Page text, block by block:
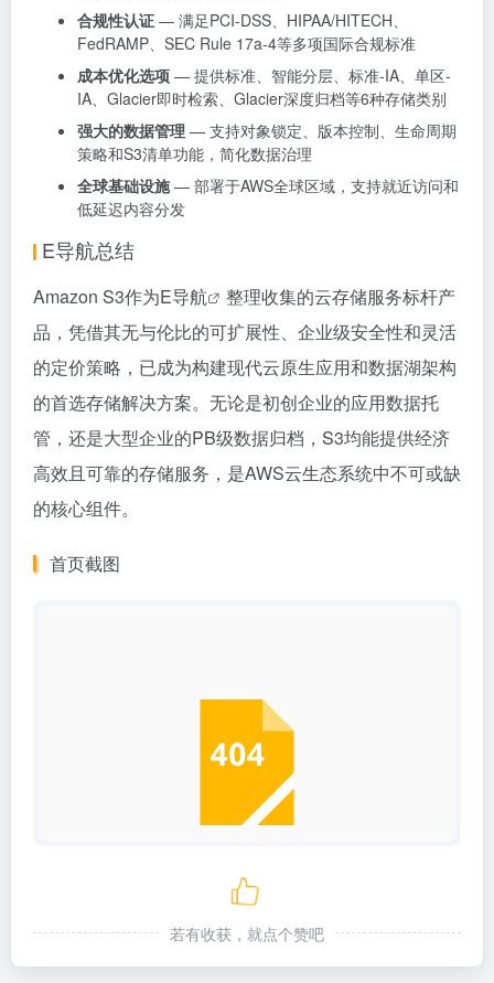
合规性认证 — 满足PCI-DSS、HIPAA/HITECH、
FedRAMP、SEC Rule 17a-4等多项国际合规标准
成本优化选项 — 提供标准、智能分层、标准-IA、单区-
IA、Glacier即时检索、Glacier深度归档等6种存储类别
强大的数据管理 — 支持对象锁定、版本控制、生命周期
策略和S3清单功能，简化数据治理
全球基础设施— 部署于AWS全球区域，支持就近访问和
低延迟内容分发
E导航总结
Amazon S3作为E导航
整理收集的云存储服务标杆产
品，凭借其无与伦比的可扩展性、企业级安全性和灵活
的定价策略，已成为构建现代云原生应用和数据湖架构
的首选存储解决方案。无论是初创企业的应用数据托
管，还是大型企业的PB级数据归档，S3均能提供经济
高效且可靠的存储服务，是AWS云生态系统中不可或缺
的核心组件。
首页截图
若有收获，就点个赞吧